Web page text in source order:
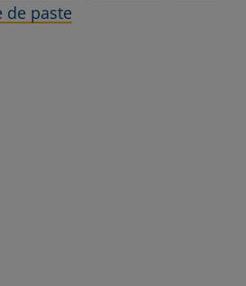
de paste